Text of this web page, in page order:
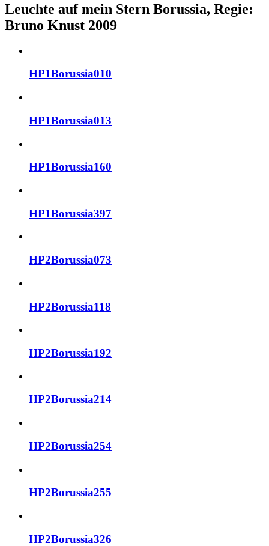
Leuchte auf mein Stern Borussia, Regie:
Bruno Knust 2009
HP1Borussia010
HP1Borussia013
HP1Borussia160
HP1Borussia397
HP2Borussia073
HP2Borussia118
HP2Borussia192
HP2Borussia214
HP2Borussia254
HP2Borussia255
HP2Borussia326